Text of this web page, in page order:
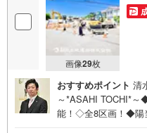
画像29枚
おすすめポイント 清
～*ASAHI TOCHI*
能！◇全8区画！◆陽